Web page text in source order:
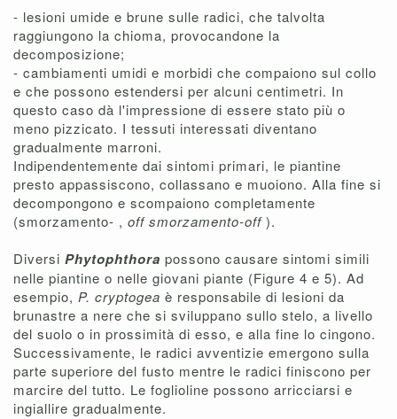
- lesioni umide e brune sulle radici, che talvolta
raggiungono la chioma, provocandone la
decomposizione;
- cambiamenti umidi e morbidi che compaiono sul collo
e che possono estendersi per alcuni centimetri. In
questo caso dà l'impressione di essere stato più o
meno pizzicato. I tessuti interessati diventano
gradualmente marroni.
Indipendentemente dai sintomi primari, le piantine
presto appassiscono, collassano e muoiono. Alla fine si
decompongono e scompaiono completamente
(smorzamento- , off smorzamento-off).
Diversi Phytophthora possono causare sintomi simili
nelle piantine o nelle giovani piante (Figure 4 e 5). Ad
esempio, P. cryptogea è responsabile di lesioni da
brunastre a nere che si sviluppano sullo stelo, a livello
del suolo o in prossimità di esso, e alla fine lo cingono.
Successivamente, le radici avventizie emergono sulla
parte superiore del fusto mentre le radici finiscono per
marcire del tutto. Le foglioline possono arricciarsi e
ingiallire gradualmente.